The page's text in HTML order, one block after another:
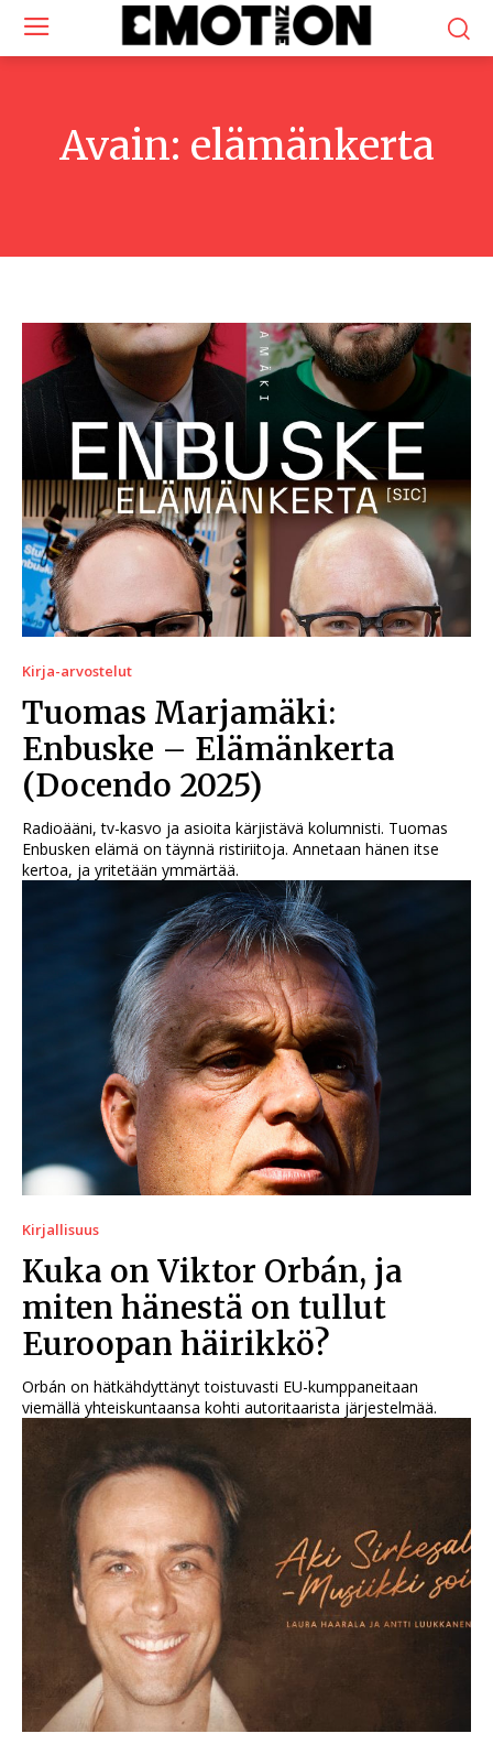
Avain: elämänkerta
Kirja-arvostelut
Tuomas Marjamäki:
Enbuske – Elämänkerta
(Docendo 2025)
Radioääni, tv-kasvo ja asioita kärjistävä kolumnisti. Tuomas
Enbusken elämä on täynnä ristiriitoja. Annetaan hänen itse
kertoa, ja yritetään ymmärtää.
Kirjallisuus
Kuka on Viktor Orbán, ja
miten hänestä on tullut
Euroopan häirikkö?
Orbán on hätkähdyttänyt toistuvasti EU-kumppaneitaan
viemällä yhteiskuntaansa kohti autoritaarista järjestelmää.